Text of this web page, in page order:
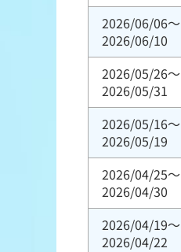
2026/06/06～
2026/06/10
2026/05/26～
2026/05/31
2026/05/16～
2026/05/19
2026/04/25～
2026/04/30
2026/04/19～
2026/04/22